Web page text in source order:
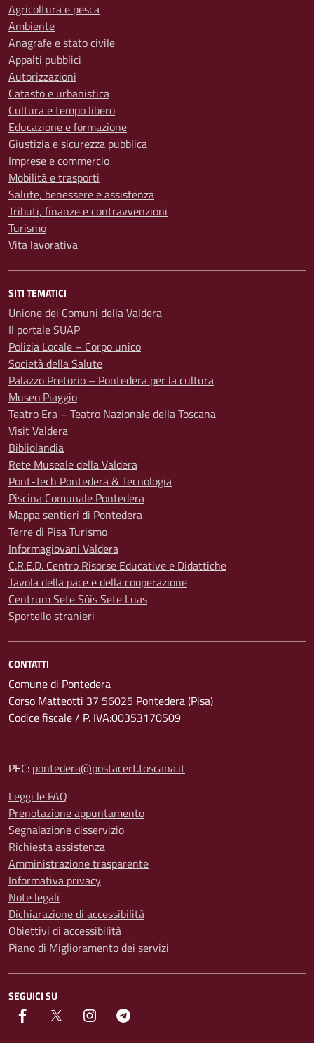
Agricoltura e pesca
Ambiente
Anagrafe e stato civile
Appalti pubblici
Autorizzazioni
Catasto e urbanistica
Cultura e tempo libero
Educazione e formazione
Giustizia e sicurezza pubblica
Imprese e commercio
Mobilità e trasporti
Salute, benessere e assistenza
Tributi, finanze e contravvenzioni
Turismo
Vita lavorativa
SITI TEMATICI
Unione dei Comuni della Valdera
Il portale SUAP
Polizia Locale – Corpo unico
Società della Salute
Palazzo Pretorio – Pontedera per la cultura
Museo Piaggio
Teatro Era – Teatro Nazionale della Toscana
Visit Valdera
Bibliolandia
Rete Museale della Valdera
Pont-Tech Pontedera & Tecnologia
Piscina Comunale Pontedera
Mappa sentieri di Pontedera
Terre di Pisa Turismo
Informagiovani Valdera
C.R.E.D. Centro Risorse Educative e Didattiche
Tavola della pace e della cooperazione
Centrum Sete Sóis Sete Luas
Sportello stranieri
CONTATTI
Comune di Pontedera
Corso Matteotti 37 56025 Pontedera (Pisa)
Codice fiscale / P. IVA:00353170509
PEC: pontedera@postacert.toscana.it
Leggi le FAQ
Prenotazione appuntamento
Segnalazione disservizio
Richiesta assistenza
Amministrazione trasparente
Informativa privacy
Note legali
Dichiarazione di accessibilità
Obiettivi di accessibilità
Piano di Miglioramento dei servizi
SEGUICI SU
facebook Twitter instagram